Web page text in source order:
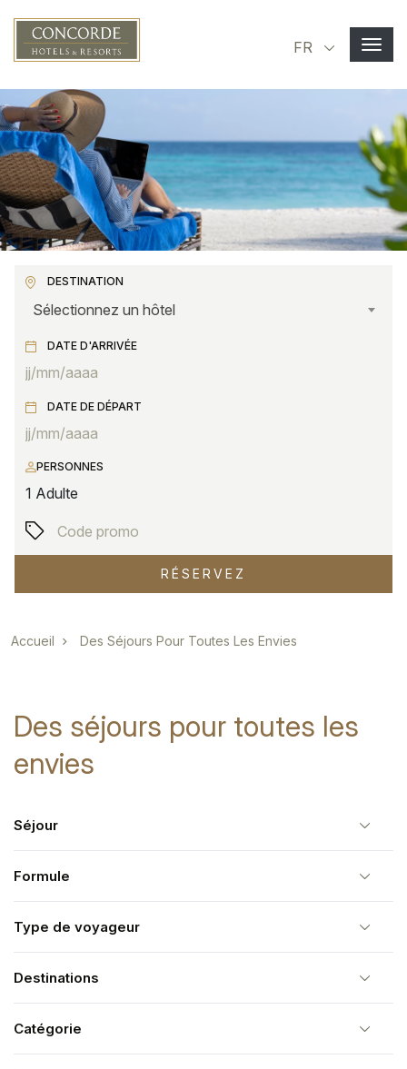
Select
FR
DESTINATION
Sélectionnez un hôtel
DATE D'ARRIVÉE
DATE DE DÉPART
PERSONNES
1 Adulte
RÉSERVEZ
Accueil Des Séjours Pour Toutes Les Envies
Des séjours pour toutes les
envies
Séjour
Formule
Type de voyageur
Destinations
Catégorie